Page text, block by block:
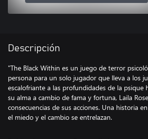
Descripción
"The Black Within es un juego de terror
persona para un solo jugador que lleva a los
escalofriante a las profundidades de la psique
su alma a cambio de fama y fortuna, Laila
consecuencias de sus acciones. Una historia
el miedo y el cambio se entrelazan.